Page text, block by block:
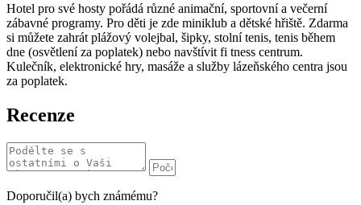
Hotel pro své hosty pořádá různé animační, sportovní a večerní
zábavné programy. Pro děti je zde miniklub a dětské hřiště. Zdarma
si můžete zahrát plážový volejbal, šipky, stolní tenis, tenis během
dne (osvětlení za poplatek) nebo navštívit fi tness centrum.
Kulečník, elektronické hry, masáže a služby lázeňského centra jsou
za poplatek.
Recenze
Doporučil(a) bych známému?